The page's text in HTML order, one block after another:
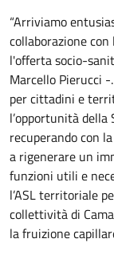
“Arriviamo
collaborazione con
l'offerta socio-
Marcello Pierucci
per cittadini e
l’opportunità della
recuperando con
a rigenerare un
funzioni utili e
l’ASL territoriale
collettività di
la fruizione